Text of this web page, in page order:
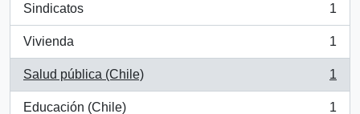
Sindicatos
, 1 resultados
1
Vivienda
, 1 resultados
1
Salud pública (Chile)
, 1 resultados
1
Educación (Chile) 1